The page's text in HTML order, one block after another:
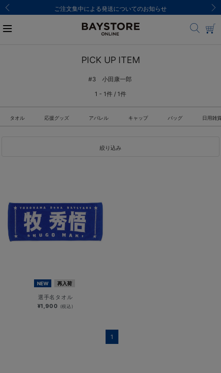
ご注文集中による発送についてのお知らせ
PICK UP ITEM
#3 小田康一郎
1 - 1件 / 1件
タオル 応援グッズ アパレル キャップ バッグ 日用雑
絞り込み
NEW 再入荷
選手名タオル
¥1,900 (税込)
1